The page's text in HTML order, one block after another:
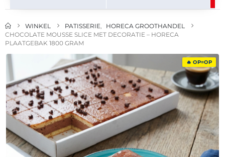
WINKEL PATISSERIE
HORECA GROOTHANDEL
CHOCOLATE MOUSSE SLICE MET DECORATIE – HORECA
PLAATGEBAK 1800 GRAM
🔥 OP=OP